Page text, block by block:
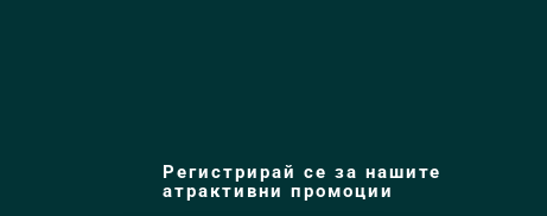
Регистрирай се за нашите
атрактивни промоции